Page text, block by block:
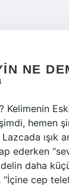
NE
Kelimenin
hemen
ışık
ederken
daha
cep